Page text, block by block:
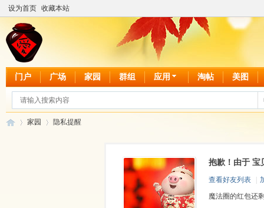
设为首页 收藏本站
门户 广场 家园 群组 应用 淘帖 美图
家园 隐私提醒
抱歉！由于 宝
查看好友列表
魔法圈的红包还